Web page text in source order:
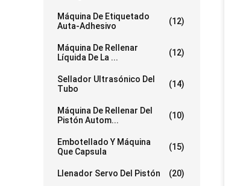
Máquina De Etiquetado
Auta-Adhesivo
(12)
Máquina De Rellenar
Líquida De La ...
(12)
Sellador Ultrasónico Del
Tubo
(14)
Máquina De Rellenar Del
Pistón Autom...
(10)
Embotellado Y Máquina
Que Capsula
(15)
Llenador Servo Del Pistón (20)